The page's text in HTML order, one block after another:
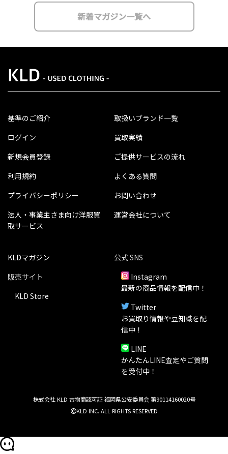
新着マガジン一覧へ
基準のご紹介
ログイン
新規会員登録
利用規約
プライバシーポリシー
法人・事業主さま向け洋服買
取サービス
取扱いブランド一覧
買取実績
ご提供サービスの流れ
よくある質問
お問い合わせ
運営会社について
KLDマガジン
販売サイト
KLD Store
公式 SNS
Instagram
最新の商品情報を配信中！
Twitter
お買取り情報や豆知識を配
信中！
LINE
かんたんLINE査定やご質問
を受付中！
株式会社 KLD 古物商認可証 福岡県公安委員会 第90114160020号
KLD INC. ALL RIGHTS RESERVED